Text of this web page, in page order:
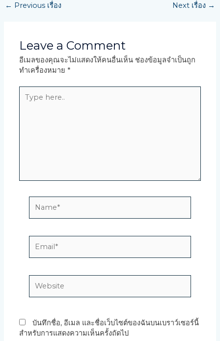
← Previous เรื่อง Next เรื่อง →
Leave a Comment
อีเมลของคุณจะไม่แสดงให้คนอื่นเห็น ช่องข้อมูลจำเป็นถูก
ทำเครื่องหมาย *
here..
บันทึกชื่อ, อีเมล และชื่อเว็บไซต์ของฉันบนเบราว์เซอร์นี้
สำหรับการแสดงความเห็นครั้งถัดไป